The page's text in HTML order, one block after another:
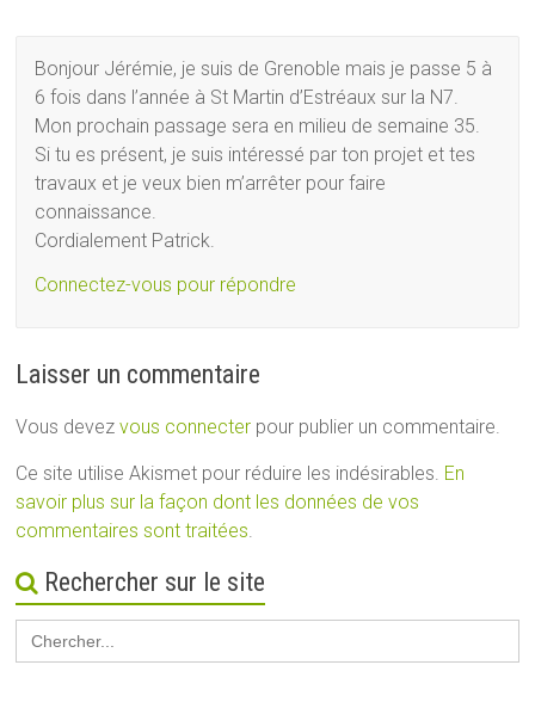
Bonjour Jérémie, je suis de Grenoble mais je passe 5 à
6 fois dans l’année à St Martin d’Estréaux sur la N7.
Mon prochain passage sera en milieu de semaine 35.
Si tu es présent, je suis intéressé par ton projet et tes
travaux et je veux bien m’arrêter pour faire
connaissance.
Cordialement Patrick.
Connectez-vous pour répondre
Laisser un commentaire
Vous devezvous connecter pour publier un commentaire.
Ce site utilise Akismet pour réduire les indésirables. En
savoir plus sur la façon dont les données de vos
commentaires sont traitées.
Rechercher sur le site
Search
for: